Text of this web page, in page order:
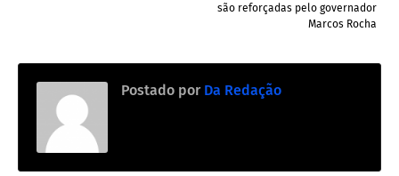
são reforçadas pelo governador
Marcos Rocha
Postado por Da Redação